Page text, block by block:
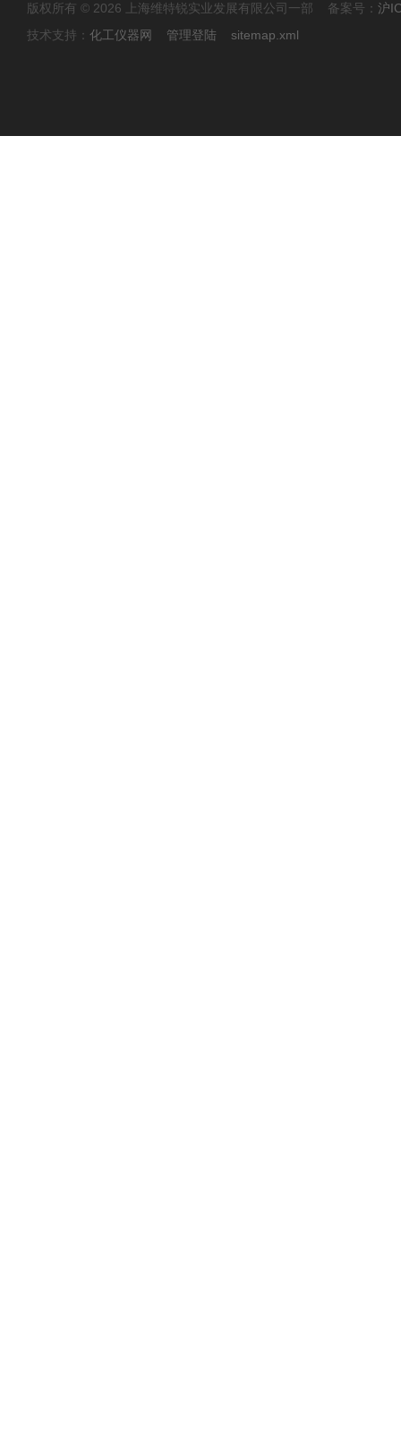
版权所有 © 2026 上海维特锐实业发展有限公司一部 备案号： 沪
技术支持： 化工仪器网 管理登陆 sitemap.xml